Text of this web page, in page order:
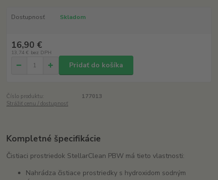
Dostupnosť Skladom
16,90 €
13,74 € bez DPH
Pridať do košíka
Číslo produktu:
177013
Strážiť cenu / dostupnosť
Kompletné špecifikácie
Čistiaci prostriedok StellarClean PBW má tieto vlastnosti:
Nahrádza čistiace prostriedky s hydroxidom sodným